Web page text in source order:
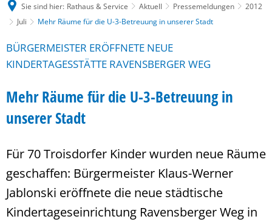
Sie sind hier: Rathaus & Service Aktuell Pressemeldungen
2012
Juli
Mehr Räume für die U-3-Betreuung in unserer Stadt
BÜRGERMEISTER ERÖFFNETE NEUE
KINDERTAGESSTÄTTE RAVENSBERGER WEG
Mehr Räume für die U-3-Betreuung in
unserer Stadt
Für 70 Troisdorfer Kinder wurden neue Räume
geschaffen: Bürgermeister Klaus-Werner
Jablonski eröffnete die neue städtische
Kindertageseinrichtung Ravensberger Weg in